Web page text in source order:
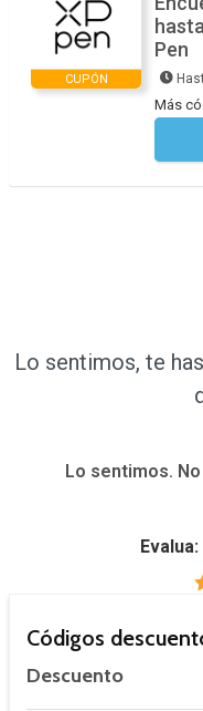
CUPÓN
Pen
Más
Lo sentimos, te
Lo sentimos.
Evalua:
Códigos
Descuento